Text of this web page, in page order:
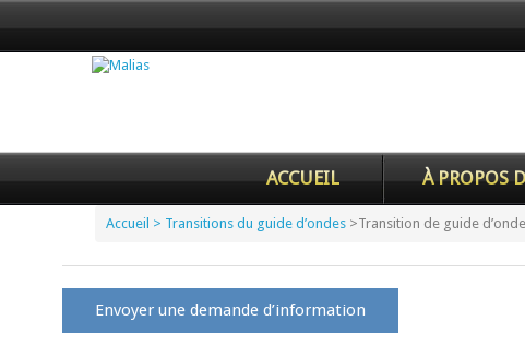
ACCUEIL À PROPOS
Accueil > Transitions du guide d’ondes >Transition de guide
Envoyer une demande d’information